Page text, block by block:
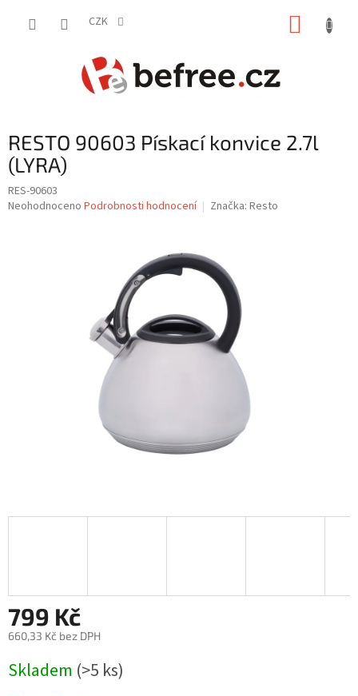
CZK
RESTO 90603 Pískací konvice 2.7l
(LYRA)
RES-90603
Průměrné
Neohodnoceno Podrobnosti hodnocení Značka: Resto
799 Kč
660,33 Kč bez DPH
cena:
Skladem (>5 ks)